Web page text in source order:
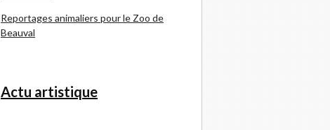
Reportages animaliers pour le Zoo de
Beauval
Actu artistique